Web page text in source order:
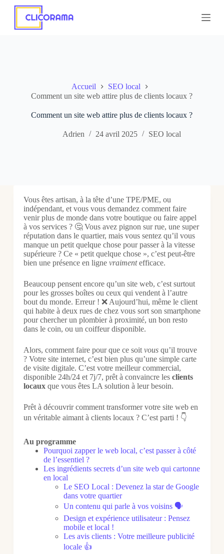
Accueil
SEO local
Comment un site web attire plus de clients locaux ?
Comment un site web attire plus de clients locaux ?
Adrien 24 avril 2025 SEO local
Vous êtes artisan, à la tête d’une TPE/PME, ou
indépendant, et vous vous demandez comment faire
venir plus de monde dans votre boutique ou faire appel
à vos services ? 🤔 Vous avez pignon sur rue, une super
réputation dans le quartier, mais vous sentez qu’il vous
manque un petit quelque chose pour passer à la vitesse
supérieure ? Ce « petit quelque chose », c’est peut-être
bien une présence en ligne vraimentefficace.
Beaucoup pensent encore qu’un site web, c’est surtout
pour les grosses boîtes ou ceux qui vendent à l’autre
bout du monde. Erreur ! ❌ Aujourd’hui, même le client
qui habite à deux rues de chez vous sort son smartphone
pour chercher un plombier à proximité, un bon resto
dans le coin, ou un coiffeur disponible.
Alors, comment faire pour que ce soit vousqu’il trouve
? Votre site internet, c’est bien plus qu’une simple carte
de visite digitale. C’est votre meilleur commercial,
disponible 24h/24 et 7j/7, prêt à convaincre les clients
locauxque vous êtes LA solution à leur besoin.
Prêt à découvrir comment transformer votre site web en
un véritable aimant à clients locaux ? C’est parti ! 👇
Au programme
Pourquoi zapper le web local, c’est passer à côté
de l’essentiel ?
Les ingrédients secrets d’un site web qui cartonne
en local
Le SEO Local : Devenez la star de Google
dans votre quartier
Un contenu qui parle à vos voisins 🗣️
Design et expérience utilisateur : Pensez
mobile et local !
Les avis clients : Votre meilleure publicité
locale 👍